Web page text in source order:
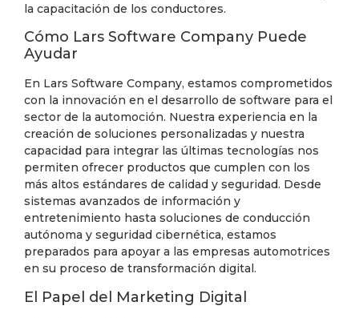
la capacitación de los conductores.
Cómo Lars Software Company Puede
Ayudar
En Lars Software Company, estamos comprometidos
con la innovación en el desarrollo de software para el
sector de la automoción. Nuestra experiencia en la
creación de soluciones personalizadas y nuestra
capacidad para integrar las últimas tecnologías nos
permiten ofrecer productos que cumplen con los
más altos estándares de calidad y seguridad. Desde
sistemas avanzados de información y
entretenimiento hasta soluciones de conducción
autónoma y seguridad cibernética, estamos
preparados para apoyar a las empresas automotrices
en su proceso de transformación digital.
El Papel del Marketing Digital